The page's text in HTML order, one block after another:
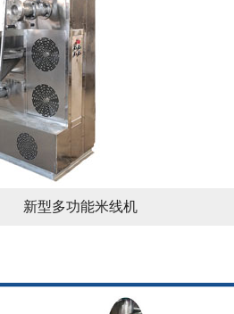
新型多功能米线机